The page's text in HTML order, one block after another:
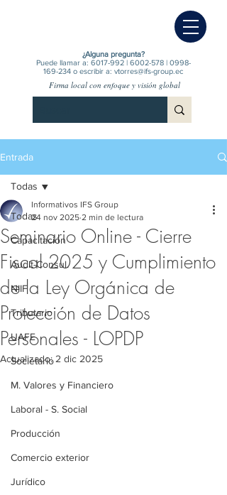
¿Alguna pregunta?
Puede llamar a: 6017-992| 6002-578| 0998-
169-234 o escribir a: vtorres@ifs-group.ec
Firma local con enfoque y visión global
Entrada
Todas
Capacitación
Audit-Consul.
NIIF
Tributario
UAFE
Societario
M. Valores y Financiero
Laboral - S. Social
Producción
Comercio exterior
Jurídico
Todas
Seminario Online - Cierre
Fiscal 2025 y Cumplimiento
de la Ley Orgánica de
Protección de Datos
Personales - LOPDP
Informativos IFS Group
24 nov 2025 2 min de lectura
Actualizado:2 dic 2025